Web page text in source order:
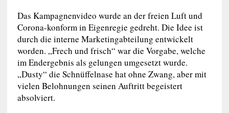
Das Kampagnenvideo wurde an der freien Luft und
Corona-konform in Eigenregie gedreht. Die Idee ist
durch die interne Marketingabteilung entwickelt
worden. „Frech und frisch“ war die Vorgabe, welche
im Endergebnis als gelungen umgesetzt wurde.
„Dusty“ die Schnüffelnase hat ohne Zwang, aber mit
vielen Belohnungen seinen Auftritt begeistert
absolviert.